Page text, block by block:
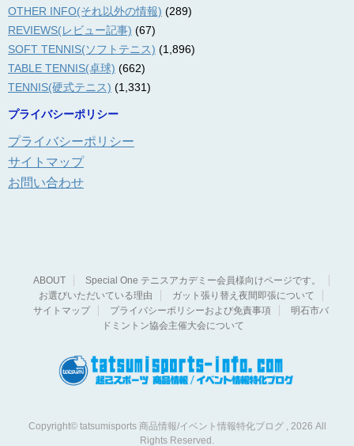
OTHER INFO(それ以外の情報) (289)
REVIEWS(レビュー記事) (67)
SOFT TENNIS(ソフトテニス) (1,896)
TABLE TENNIS(卓球) (662)
TENNIS(硬式テニス) (1,331)
プライバシーポリシー
プライバシーポリシー
サイトマップ
お問い合わせ
ABOUT
Special One テニスアカデミー会員様向けページです。
お選びいただいている理由
ガット張り替え夜間即張について
サイトマップ
プライバシーポリシーおよび免責事項
明石市バ
ドミントン協会主催大会について
Copyright© tatsumisports 商品情報/イベント情報特化ブログ , 2026 All
Rights Reserved.